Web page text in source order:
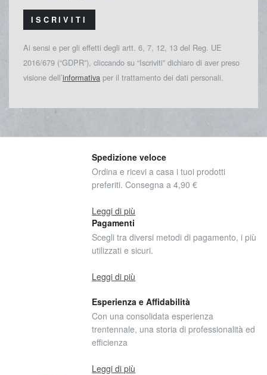
ISCRIVITI
Ai sensi e per gli effetti degli artt. 6, 7, 12, 13 del Reg. UE
2016/679 (“GDPR”), cliccando su “Iscriviti” dichiaro di aver preso
visione dell’informativa per il trattamento dei dati personali.
Spedizione veloce
Ordina e ricevi a casa i tuoi prodotti
preferiti. Consegna a 4,90 €
Leggi di più
Pagamenti
Scegli tra diversi metodi di pagamento, i più
utilizzati e sicuri.
Leggi di più
Esperienza e Affidabilità
Con una consolidata esperienza
trentennale, una storia di professionalità ed
efficienza
Leggi di più